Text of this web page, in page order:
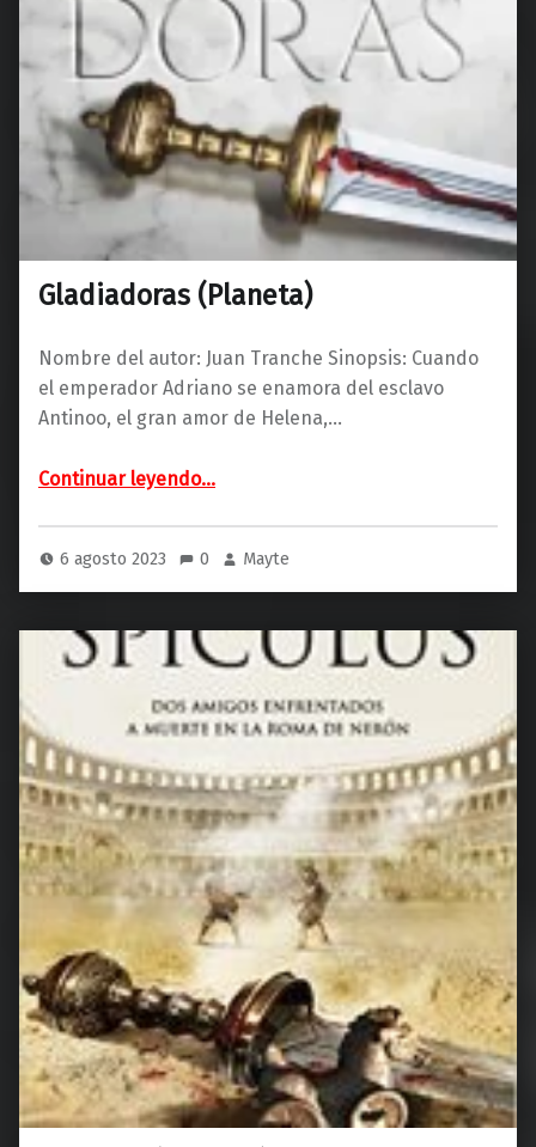
Gladiadoras (Planeta)
Nombre del autor: Juan Tranche Sinopsis: Cuando
el emperador Adriano se enamora del esclavo
Antinoo, el gran amor de Helena,…
Continuar leyendo…
6 agosto 2023 0 Mayte